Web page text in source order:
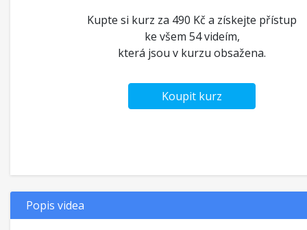
Kupte si kurz za 490 Kč a získejte přístup
ke všem 54 videím,
která jsou v kurzu obsažena.
Koupit kurz
Popis videa